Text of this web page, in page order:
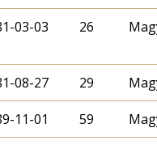
03-03 26
08-27 29
11-01 59